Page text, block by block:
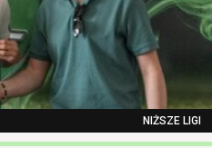
NIŻSZE LIGI